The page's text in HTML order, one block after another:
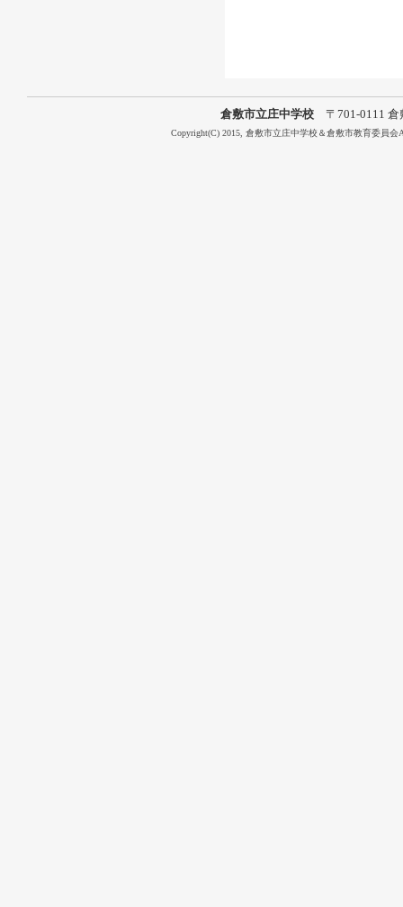
倉敷市立庄中学校 〒701-0111 倉
Copyright(C) 2015, 倉敷市立庄中学校＆倉敷市教育委員